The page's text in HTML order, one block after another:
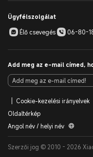
Ügyfélszolgálat
Élő csevegés
06-80-
Add meg az e-mail címed,
Cookie-kezelési irányelvek
Oldaltérkép
Angol név / helyi név
Szerzői jog © 2010 - 2026